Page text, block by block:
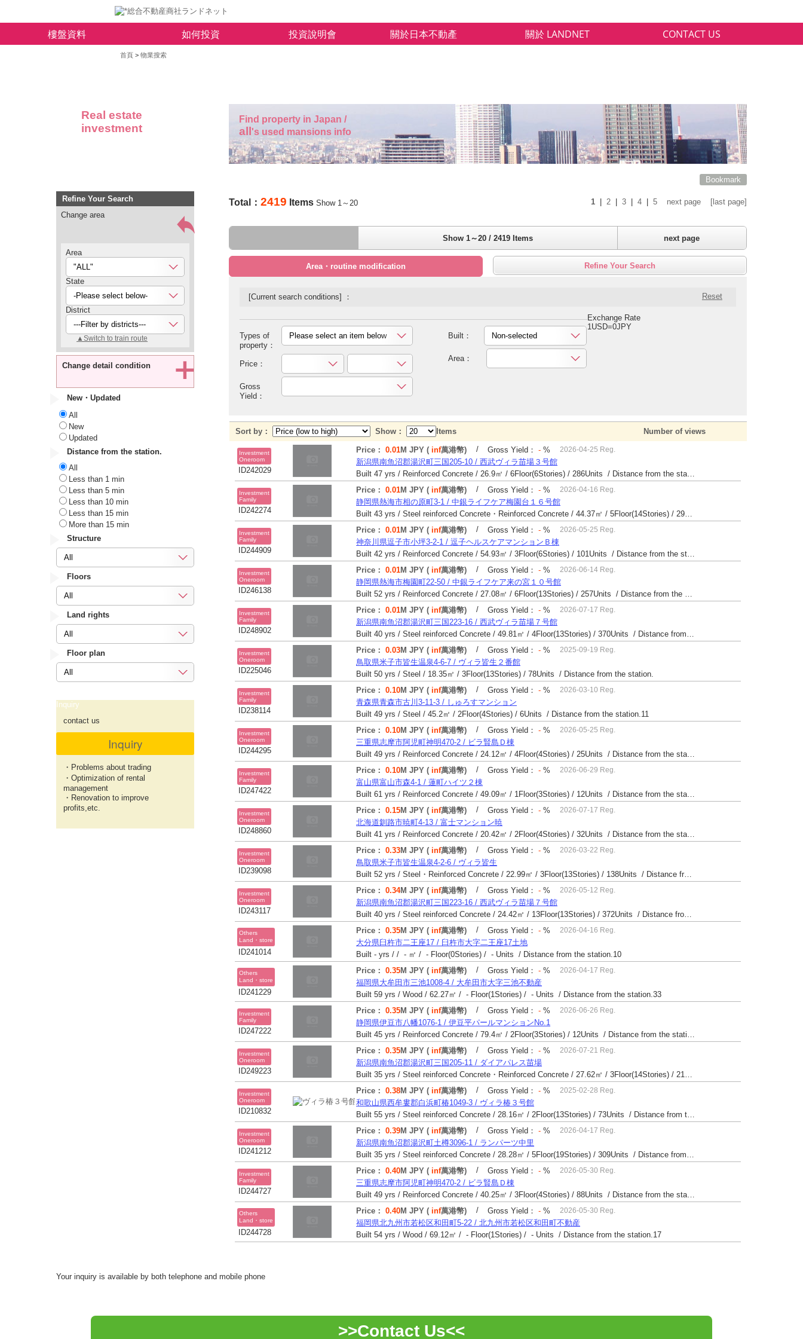
樓盤資料 如何投資 投資說明會 關於日本不動產 關於 LANDNET CONTACT US
首頁 > 物業搜索
Real estate
investment
Find property in Japan /
all 's used mansions info
Bookmark
Refine Your Search
Change area
Area
"ALL"
State
-Please select below-
District
---Filter by districts---
▲Switch to train route
Change detail condition
New・Updated
All
New
Updated
Distance from the station.
All
Less than 1 min
Less than 5 min
Less than 10 min
Less than 15 min
More than 15 min
Structure
All
Floors
All
Land rights
All
Floor plan
All
Inquiry
contact us
Inquiry
・Problems about trading
・Optimization of rental
management
・Renovation to improve
profits,etc.
Total：2419 Items Show 1～20 1| 2| 3| 4| 5 next page [last page]
next page
Show 1～20 / 2419 Items
Area・routine modification Refine Your Search
[Current search conditions] ： Reset
Types of
property：
Please select an item below
Price：
Gross
Yield：
Built： Non-selected
Area：
Exchange Rate
1USD=0JPY
Sort by： Show： Items Number of views
Investment
Oneroom
ID242029
Price： 0.01M JPY ( inf萬港幣) / Gross Yield： -% 2026-04-25 Reg.
新潟県南魚沼郡湯沢町三国205-10 / 西武ヴィラ苗場３号館
Built 47 yrs / Reinforced Concrete / 26.9㎡ / 6Floor(6Stories) / 286Units / Distance from the station.
Investment
Family
ID242274
Price： 0.01M JPY ( inf萬港幣) / Gross Yield： -% 2026-04-16 Reg.
静岡県熱海市相の原町3-1 / 中銀ライフケア梅園台１６号館
Built 43 yrs / Steel reinforced Concrete・Reinforced Concrete / 44.37㎡ / 5Floor(14Stories) / 294Units / Distance from the station.25
Investment
Family
ID244909
Price： 0.01M JPY ( inf萬港幣) / Gross Yield： -% 2026-05-25 Reg.
神奈川県逗子市小坪3-2-1 / 逗子ヘルスケアマンションＢ棟
Built 42 yrs / Reinforced Concrete / 54.93㎡ / 3Floor(6Stories) / 101Units / Distance from the station.
Investment
Oneroom
ID246138
Price： 0.01M JPY ( inf萬港幣) / Gross Yield： -% 2026-06-14 Reg.
静岡県熱海市梅園町22-50 / 中銀ライフケア来の宮１０号館
Built 52 yrs / Reinforced Concrete / 27.08㎡ / 6Floor(13Stories) / 257Units / Distance from the station.14
Investment
Family
ID248902
Price： 0.01M JPY ( inf萬港幣) / Gross Yield： -% 2026-07-17 Reg.
新潟県南魚沼郡湯沢町三国223-16 / 西武ヴィラ苗場７号館
Built 40 yrs / Steel reinforced Concrete / 49.81㎡ / 4Floor(13Stories) / 370Units / Distance from the station.
Investment
Oneroom
ID225046
Price： 0.03M JPY ( inf萬港幣) / Gross Yield： -% 2025-09-19 Reg.
鳥取県米子市皆生温泉4-6-7 / ヴィラ皆生２番館
Built 50 yrs / Steel / 18.35㎡ / 3Floor(13Stories) / 78Units / Distance from the station.
Investment
Family
ID238114
Price： 0.10M JPY ( inf萬港幣) / Gross Yield： -% 2026-03-10 Reg.
青森県青森市古川3-11-3 / しゅろすマンション
Built 49 yrs / Steel / 45.2㎡ / 2Floor(4Stories) / 6Units / Distance from the station.11
Investment
Oneroom
ID244295
Price： 0.10M JPY ( inf萬港幣) / Gross Yield： -% 2026-05-25 Reg.
三重県志摩市阿児町神明470-2 / ビラ賢島Ｄ棟
Built 49 yrs / Reinforced Concrete / 24.12㎡ / 4Floor(4Stories) / 25Units / Distance from the station.14
Investment
Family
ID247422
Price： 0.10M JPY ( inf萬港幣) / Gross Yield： -% 2026-06-29 Reg.
富山県富山市森4-1 / 蓮町ハイツ２棟
Built 61 yrs / Reinforced Concrete / 49.09㎡ / 1Floor(3Stories) / 12Units / Distance from the station.9
Investment
Oneroom
ID248860
Price： 0.15M JPY ( inf萬港幣) / Gross Yield： -% 2026-07-17 Reg.
北海道釧路市暁町4-13 / 富士マンション暁
Built 41 yrs / Reinforced Concrete / 20.42㎡ / 2Floor(4Stories) / 32Units / Distance from the station.33
Investment
Oneroom
ID239098
Price： 0.33M JPY ( inf萬港幣) / Gross Yield： -% 2026-03-22 Reg.
鳥取県米子市皆生温泉4-2-6 / ヴィラ皆生
Built 52 yrs / Steel・Reinforced Concrete / 22.99㎡ / 3Floor(13Stories) / 138Units / Distance from the station.
Investment
Oneroom
ID243117
Price： 0.34M JPY ( inf萬港幣) / Gross Yield： -% 2026-05-12 Reg.
新潟県南魚沼郡湯沢町三国223-16 / 西武ヴィラ苗場７号館
Built 40 yrs / Steel reinforced Concrete / 24.42㎡ / 13Floor(13Stories) / 372Units / Distance from the station.
Others
Land・store
ID241014
Price： 0.35M JPY ( inf萬港幣) / Gross Yield： -% 2026-04-16 Reg.
大分県臼杵市二王座17 / 臼杵市大字二王座17土地
Built - yrs / / - ㎡ / - Floor(0Stories) / - Units / Distance from the station.10
Others
Land・store
ID241229
Price： 0.35M JPY ( inf萬港幣) / Gross Yield： -% 2026-04-17 Reg.
福岡県大牟田市三池1008-4 / 大牟田市大字三池不動産
Built 59 yrs / Wood / 62.27㎡ / - Floor(1Stories) / - Units / Distance from the station.33
Investment
Family
ID247222
Price： 0.35M JPY ( inf萬港幣) / Gross Yield： -% 2026-06-26 Reg.
静岡県伊豆市八幡1076-1 / 伊豆平パールマンションNo.1
Built 45 yrs / Reinforced Concrete / 79.4㎡ / 2Floor(3Stories) / 12Units / Distance from the station.123
Investment
Oneroom
ID249223
Price： 0.35M JPY ( inf萬港幣) / Gross Yield： -% 2026-07-21 Reg.
新潟県南魚沼郡湯沢町三国205-11 / ダイアパレス苗場
Built 35 yrs / Steel reinforced Concrete・Reinforced Concrete / 27.62㎡ / 3Floor(14Stories) / 214Units / Distance from the station.265
Investment
Oneroom
ID210832
Price： 0.38M JPY ( inf萬港幣) / Gross Yield： -% 2025-02-28 Reg.
和歌山県西牟婁郡白浜町椿1049-3 / ヴィラ椿３号館
Built 55 yrs / Steel reinforced Concrete / 28.16㎡ / 2Floor(13Stories) / 73Units / Distance from the station.20
Investment
Oneroom
ID241212
Price： 0.39M JPY ( inf萬港幣) / Gross Yield： -% 2026-04-17 Reg.
新潟県南魚沼郡湯沢町土樽3096-1 / ランパーツ中里
Built 35 yrs / Steel reinforced Concrete / 28.28㎡ / 5Floor(19Stories) / 309Units / Distance from the station.33
Investment
Family
ID244727
Price： 0.40M JPY ( inf萬港幣) / Gross Yield： -% 2026-05-30 Reg.
三重県志摩市阿児町神明470-2 / ビラ賢島Ｄ棟
Built 49 yrs / Reinforced Concrete / 40.25㎡ / 3Floor(4Stories) / 88Units / Distance from the station.14
Others
Land・store
ID244728
Price： 0.40M JPY ( inf萬港幣) / Gross Yield： -% 2026-05-30 Reg.
福岡県北九州市若松区和田町5-22 / 北九州市若松区和田町不動産
Built 54 yrs / Wood / 69.12㎡ / - Floor(1Stories) / - Units / Distance from the station.17
Your inquiry is available by both telephone and mobile phone
>>Contact Us<<